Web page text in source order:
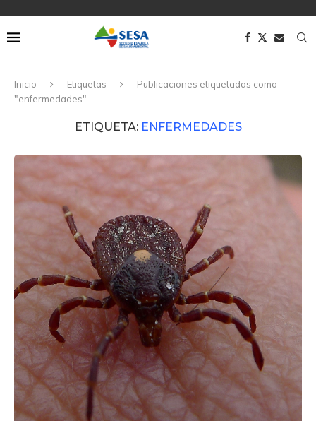
Inicio Etiquetas
Publicaciones etiquetadas como
"enfermedades"
ETIQUETA: ENFERMEDADES